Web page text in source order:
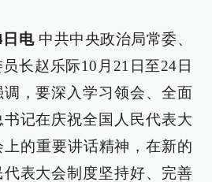
日电中共中央政治局常委、
长赵乐际10月21日至24日
，要深入学习领会、全面
记在庆祝全国人民代表大
的重要讲话精神，在新的
表大会制度坚持好、完善